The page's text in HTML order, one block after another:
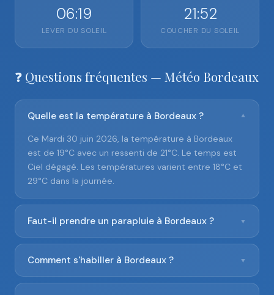
06:19
LEVER DU SOLEIL
21:52
COUCHER DU SOLEIL
❓ Questions fréquentes — Météo Bordeaux
Quelle est la température à Bordeaux ? ▼
Ce Mardi 30 juin 2026, la température à Bordeaux
est de 19°C avec un ressenti de 21°C. Le temps est
Ciel dégagé. Les températures varient entre 18°C et
29°C dans la journée.
Faut-il prendre un parapluie à Bordeaux ? ▼
Comment s'habiller à Bordeaux ? ▼